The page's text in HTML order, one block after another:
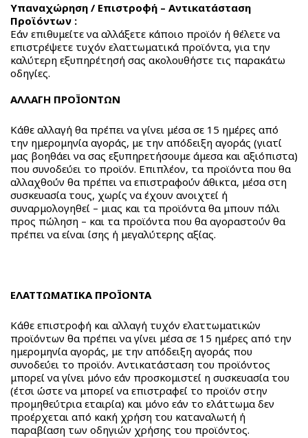
Υπαναχώρηση / Επιστροφή – Αντικατάσταση
Προϊόντων :
Εάν επιθυμείτε να αλλάξετε κάποιο προϊόν ή θέλετε να
επιστρέψετε τυχόν ελαττωματικά προϊόντα, για την
καλύτερη εξυπηρέτησή σας ακολουθήστε τις παρακάτω
οδηγίες.
ΑΛΛΑΓΗ ΠΡΟΪΟΝΤΩΝ
Κάθε αλλαγή θα πρέπει να γίνει μέσα σε 15 ημέρες από
την ημερομηνία αγοράς, με την απόδειξη αγοράς (γιατί
μας βοηθάει να σας εξυπηρετήσουμε άμεσα και αξιόπιστα)
που συνοδεύει το προϊόν. Επιπλέον, τα προϊόντα που θα
αλλαχθούν θα πρέπει να επιστραφούν άθικτα, μέσα στη
συσκευασία τους, χωρίς να έχουν ανοιχτεί ή
συναρμολογηθεί – μιας και τα προϊόντα θα μπουν πάλι
προς πώληση – και τα προϊόντα που θα αγοραστούν θα
πρέπει να είναι ίσης ή μεγαλύτερης αξίας.
ΕΛΑΤΤΩΜΑΤΙΚΑ ΠΡΟΪΟΝΤΑ
Κάθε επιστροφή και αλλαγή τυχόν ελαττωματικών
προϊόντων θα πρέπει να γίνει μέσα σε 15 ημέρες από την
ημερομηνία αγοράς, με την απόδειξη αγοράς που
συνοδεύει το προϊόν. Αντικατάσταση του προϊόντος
μπορεί να γίνει μόνο εάν προσκομιστεί η συσκευασία του
(έτσι ώστε να μπορεί να επιστραφεί το προϊόν στην
προμηθεύτρια εταιρία) και μόνο εάν το ελάττωμα δεν
προέρχεται από κακή χρήση του καταναλωτή ή
παραβίαση των οδηγιών χρήσης του προϊόντος.